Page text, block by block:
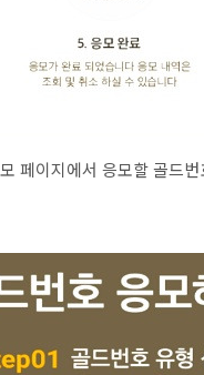
페이지에서 응모할 골드